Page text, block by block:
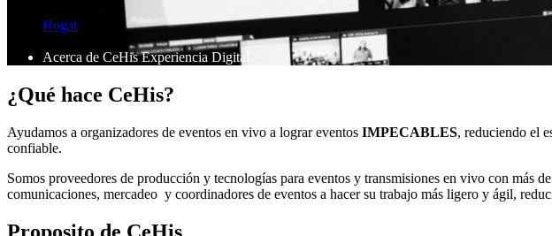
Hogar
Acerca de CeHis Experiencia Digital
¿Qué hace CeHis?
Ayudamos a organizadores de eventos en vivo a lograr eventos IMPECABLES, reduciendo el
confiable.
Somos proveedores de producción y tecnologías para eventos y transmisiones en vivo con más
comunicaciones, mercadeo y coordinadores de eventos a hacer su trabajo más ligero y ágil,
Proposito de CeHis